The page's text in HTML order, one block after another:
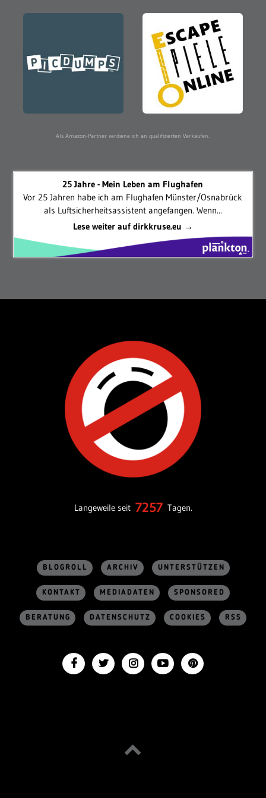
Als Amazon-Partner verdiene ich an qualifizierten Verkäufen.
25 Jahre - Mein Leben am Flughafen
Vor 25 Jahren habe ich am Flughafen Münster/Osnabrück
als Luftsicherheitsassistent angefangen. Wenn...
Lese weiter auf dirkkruse.eu →
Langeweile seit 7257 Tagen.
BLOGROLL ARCHIV UNTERSTÜTZEN
KONTAKT MEDIADATEN SPONSORED
BERATUNG DATENSCHUTZ COOKIES RSS